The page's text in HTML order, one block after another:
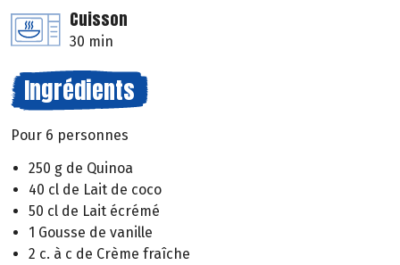
Cuisson
30 min
Ingrédients
Pour 6 personnes
250 g de Quinoa
40 cl de Lait de coco
50 cl de Lait écrémé
1 Gousse de vanille
2 c. à c de Crème fraîche